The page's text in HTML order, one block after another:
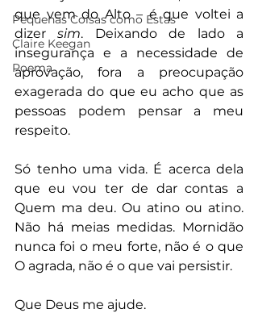
Pequenas Coisas como Estas
Claire Keegan
Poema
que vem do Alto – é que voltei a
dizer sim. Deixando de lado a
insegurança e a necessidade de
aprovação, fora a preocupação
exagerada do que eu acho que as
pessoas podem pensar a meu
respeito.
Só tenho uma vida. É acerca dela
que eu vou ter de dar contas a
Quem ma deu. Ou atino ou atino.
Não há meias medidas. Mornidão
nunca foi o meu forte, não é o que
O agrada, não é o que vai persistir.
Que Deus me ajude.